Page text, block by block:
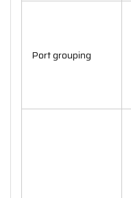
Port grouping